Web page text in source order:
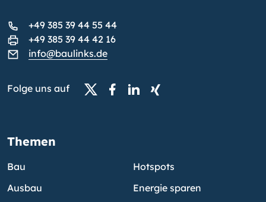
+49 385 39 44 55 44
+49 385 39 44 42 16
info@baulinks.de
Folge uns auf
Themen
Bau
Ausbau
Hotspots
Energie sparen